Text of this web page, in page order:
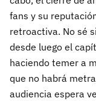
fans y su
retroactiva. No sé
desde luego el
haciendo temer a
que no habrá
audiencia espera